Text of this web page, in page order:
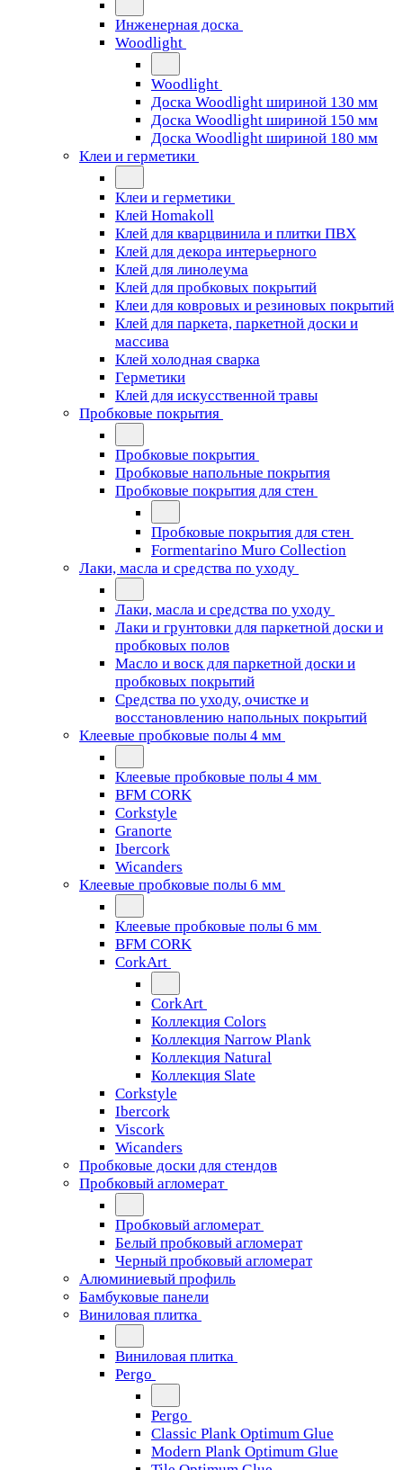
Инженерная доска
Woodlight
Woodlight
Доска Woodlight шириной 130 мм
Доска Woodlight шириной 150 мм
Доска Woodlight шириной 180 мм
Клеи и герметики
Клеи и герметики
Клей Homakoll
Клей для кварцвинила и плитки ПВХ
Клей для декора интерьерного
Клей для линолеума
Клей для пробковых покрытий
Клеи для ковровых и резиновых покрытий
Клей для паркета, паркетной доски и
массива
Клей холодная сварка
Герметики
Клей для искусственной травы
Пробковые покрытия
Пробковые покрытия
Пробковые напольные покрытия
Пробковые покрытия для стен
Пробковые покрытия для стен
Formentarino Muro Collection
Лаки, масла и средства по уходу
Лаки, масла и средства по уходу
Лаки и грунтовки для паркетной доски и
пробковых полов
Масло и воск для паркетной доски и
пробковых покрытий
Средства по уходу, очистке и
восстановлению напольных покрытий
Клеевые пробковые полы 4 мм
Клеевые пробковые полы 4 мм
BFM CORK
Corkstyle
Granorte
Ibercork
Wicanders
Клеевые пробковые полы 6 мм
Клеевые пробковые полы 6 мм
BFM CORK
CorkArt
CorkArt
Коллекция Colors
Коллекция Narrow Plank
Коллекция Natural
Коллекция Slate
Corkstyle
Ibercork
Viscork
Wicanders
Пробковые доски для стендов
Пробковый агломерат
Пробковый агломерат
Белый пробковый агломерат
Черный пробковый агломерат
Алюминиевый профиль
Бамбуковые панели
Виниловая плитка
Виниловая плитка
Pergo
Pergo
Classic Plank Optimum Glue
Modern Plank Optimum Glue